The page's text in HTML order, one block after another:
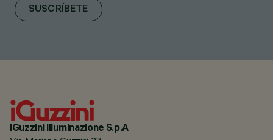
SUSCRÍBETE
iGuzzini illuminazione S.p.A